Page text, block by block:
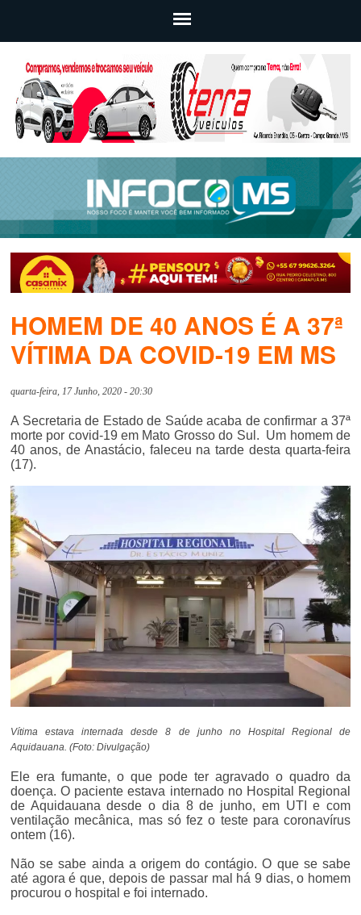
HOMEM DE 40 ANOS É A 37ª
VÍTIMA DA COVID-19 EM MS
quarta-feira, 17 Junho, 2020 - 20:30
A Secretaria de Estado de Saúde acaba de confirmar a 37ª
morte por covid-19 em Mato Grosso do Sul. Um homem de
40 anos, de Anastácio, faleceu na tarde desta quarta-feira
(17).
Vítima estava internada desde 8 de junho no Hospital Regional de
Aquidauana. (Foto: Divulgação)
Ele era fumante, o que pode ter agravado o quadro da
doença. O paciente estava internado no Hospital Regional
de Aquidauana desde o dia 8 de junho, em UTI e com
ventilação mecânica, mas só fez o teste para coronavírus
ontem (16).
Não se sabe ainda a origem do contágio. O que se sabe
até agora é que, depois de passar mal há 9 dias, o homem
procurou o hospital e foi internado.